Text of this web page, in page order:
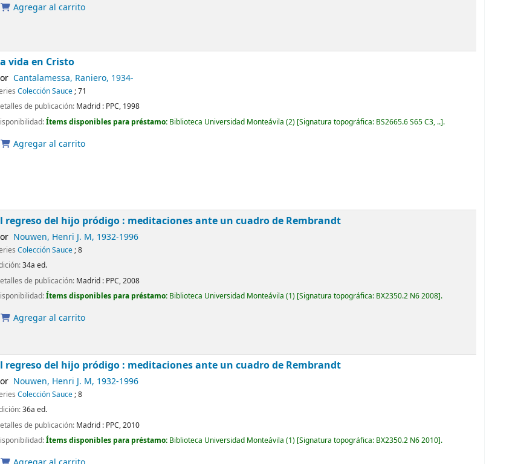
Agregar al carrito
vida en Cristo
Cantalamessa, Raniero, 1934-
Colección Sauce; 71
de publicación: Madrid : PPC, 1998
Ítems disponibles para préstamo: Biblioteca Universidad Monteávila (2) Signatura topográfica: BS2665.6 S65 C3, .. .
Agregar al carrito
regreso del hijo pródigo : meditaciones ante un cuadro de Rembrandt
Nouwen, Henri J. M, 1932-1996
Colección Sauce; 8
34a ed.
de publicación: Madrid : PPC,2008
Ítems disponibles para préstamo: Biblioteca Universidad Monteávila (1) Signatura topográfica: BX2350.2 N6 2008 .
Agregar al carrito
regreso del hijo pródigo : meditaciones ante un cuadro de Rembrandt
Nouwen, Henri J. M, 1932-1996
Colección Sauce; 8
36a ed.
de publicación: Madrid : PPC,2010
Ítems disponibles para préstamo: Biblioteca Universidad Monteávila (1) Signatura topográfica: BX2350.2 N6 2010 .